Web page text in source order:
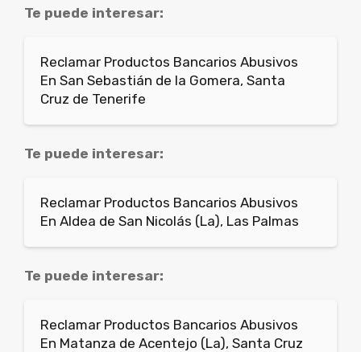
Te puede interesar:
Reclamar Productos Bancarios Abusivos
En San Sebastián de la Gomera, Santa
Cruz de Tenerife
Te puede interesar:
Reclamar Productos Bancarios Abusivos
En Aldea de San Nicolás (La), Las Palmas
Te puede interesar:
Reclamar Productos Bancarios Abusivos
En Matanza de Acentejo (La), Santa Cruz